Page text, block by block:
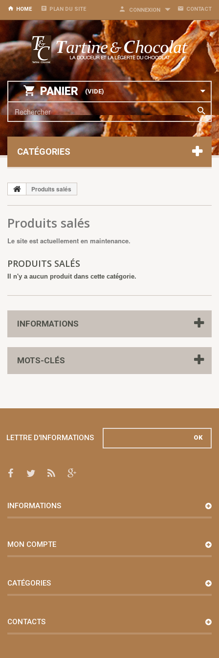
HOME PLAN DU SITE CONTACT
CONNEXION
PANIER (VIDE)
CATÉGORIES
Produits salés
Produits salés
Le site est actuellement en maintenance.
PRODUITS SALÉS
Il n'y a aucun produit dans cette catégorie.
INFORMATIONS
MOTS-CLÉS
LETTRE D'INFORMATIONS OK
INFORMATIONS
MON COMPTE
CATÉGORIES
CONTACTS